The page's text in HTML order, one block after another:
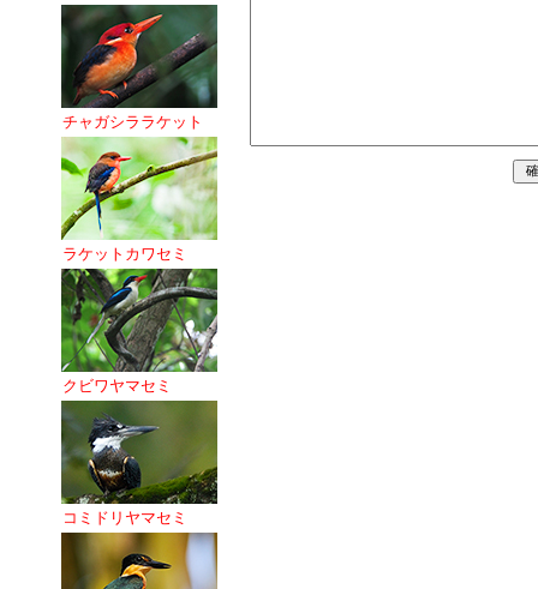
チャガシララケット
ラケットカワセミ
クビワヤマセミ
コミドリヤマセミ